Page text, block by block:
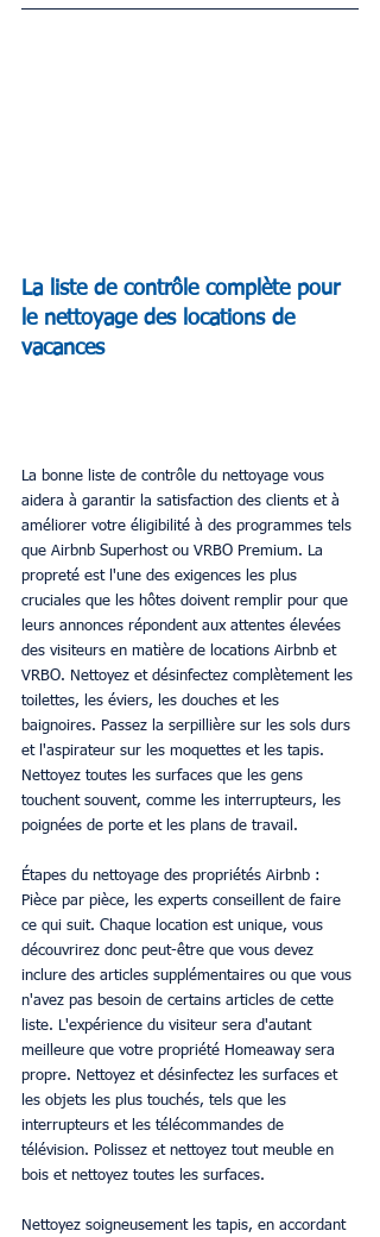
La liste de contrôle complète pour
le nettoyage des locations de
vacances
La bonne liste de contrôle du nettoyage vous
aidera à garantir la satisfaction des clients et à
améliorer votre éligibilité à des programmes tels
que Airbnb Superhost ou VRBO Premium. La
propreté est l'une des exigences les plus
cruciales que les hôtes doivent remplir pour que
leurs annonces répondent aux attentes élevées
des visiteurs en matière de locations Airbnb et
VRBO. Nettoyez et désinfectez complètement les
toilettes, les éviers, les douches et les
baignoires. Passez la serpillière sur les sols durs
et l'aspirateur sur les moquettes et les tapis.
Nettoyez toutes les surfaces que les gens
touchent souvent, comme les interrupteurs, les
poignées de porte et les plans de travail.
Étapes du nettoyage des propriétés Airbnb :
Pièce par pièce, les experts conseillent de faire
ce qui suit. Chaque location est unique, vous
découvrirez donc peut-être que vous devez
inclure des articles supplémentaires ou que vous
n'avez pas besoin de certains articles de cette
liste. L'expérience du visiteur sera d'autant
meilleure que votre propriété Homeaway sera
propre. Nettoyez et désinfectez les surfaces et
les objets les plus touchés, tels que les
interrupteurs et les télécommandes de
télévision. Polissez et nettoyez tout meuble en
bois et nettoyez toutes les surfaces.
Nettoyez soigneusement les tapis, en accordant